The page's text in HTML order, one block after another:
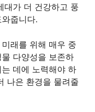
대가 더 건강하고 풍
줍니다.
래를 위해 매우 중
다양성을 보존하
데에 노력해야 하
나은 환경을 물려줄